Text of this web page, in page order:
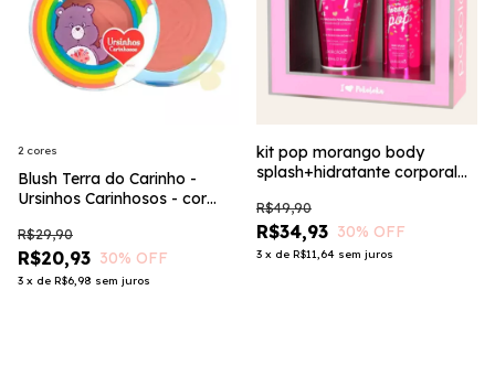
Blush Terra do Carinho -
Ursinhos Carinhosos - cor
R$20,93
R$29,90
30% OFF
3 x de R$6,98 sem juros
2 cores
kit pop morango body
splash+hidratante corporal
R$34,93
R$49,90
30% OFF
3 x de R$11,64 sem juros